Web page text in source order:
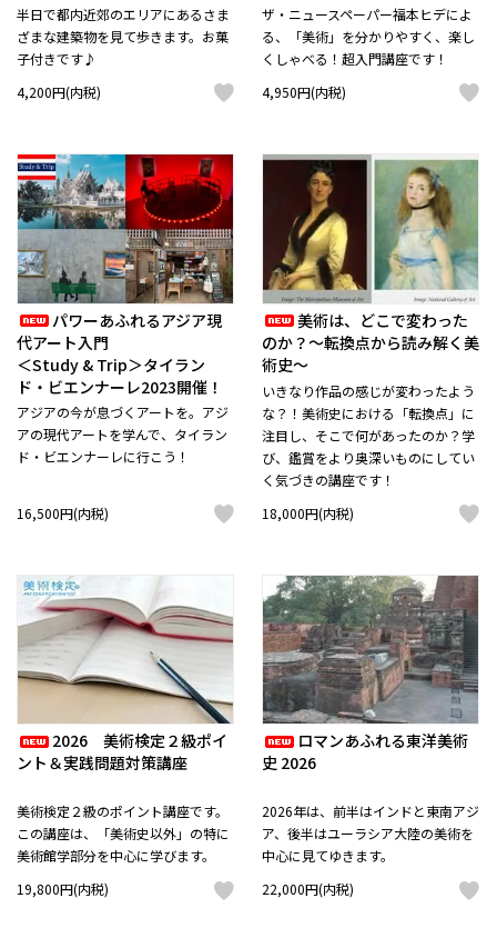
半日で都内近郊のエリアにあるさま
ざまな建築物を見て歩きます。お菓
子付きです♪
4,200円(内税)
ザ・ニュースペーパー福本ヒデによ
る、「美術」を分かりやすく、楽し
くしゃべる！超入門講座です！
4,950円(内税)
パワーあふれるアジア現
代アート入門
＜Study & Trip＞タイラン
ド・ビエンナーレ2023開催！
アジアの今が息づくアートを。アジ
アの現代アートを学んで、タイラン
ド・ビエンナーレに行こう！
16,500円(内税)
美術は、どこで変わった
のか？～転換点から読み解く美
術史～
いきなり作品の感じが変わったよう
な？！美術史における「転換点」に
注目し、そこで何があったのか？学
び、鑑賞をより奥深いものにしてい
く気づきの講座です！
18,000円(内税)
2026 美術検定２級ポイ
ント＆実践問題対策講座
美術検定２級のポイント講座です。
この講座は、「美術史以外」の特に
美術館学部分を中心に学びます。
19,800円(内税)
ロマンあふれる東洋美術
史 2026
2026年は、前半はインドと東南アジ
ア、後半はユーラシア大陸の美術を
中心に見てゆきます。
22,000円(内税)